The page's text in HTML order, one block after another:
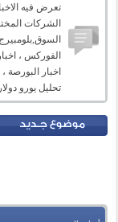
تعرض فيه
الشركات
الفوركس ،
اخبار البورصة
تحليل يورو دولار